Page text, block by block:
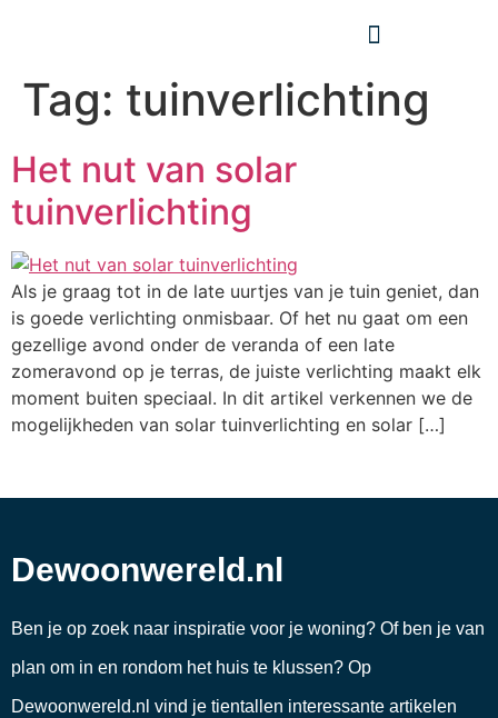
Tag: tuinverlichting
Het nut van solar
tuinverlichting
Als je graag tot in de late uurtjes van je tuin geniet, dan
is goede verlichting onmisbaar. Of het nu gaat om een
gezellige avond onder de veranda of een late
zomeravond op je terras, de juiste verlichting maakt elk
moment buiten speciaal. In dit artikel verkennen we de
mogelijkheden van solar tuinverlichting en solar […]
Dewoonwereld.nl
Ben je op zoek naar inspiratie voor je woning? Of ben je van
plan om in en rondom het huis te klussen? Op
Dewoonwereld.nl vind je tientallen interessante artikelen